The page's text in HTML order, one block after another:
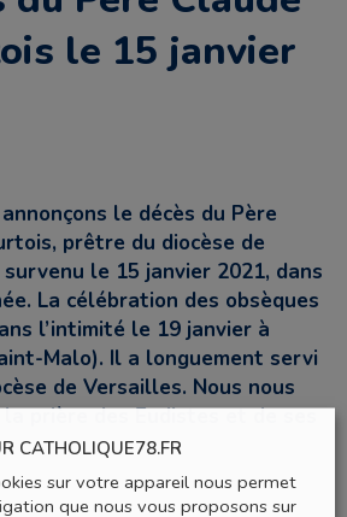
le 15 janvier
le décès du Père
prêtre du diocèse de
le 15 janvier 2021, dans
La célébration des obsèques
l’intimité le 19 janvier à
Malo). Il a longuement servi
de Versailles. Nous nous
la prière des Eudistes et de ses
CATHOLIQUE78.FR
sur votre appareil nous permet
que nous vous proposons sur